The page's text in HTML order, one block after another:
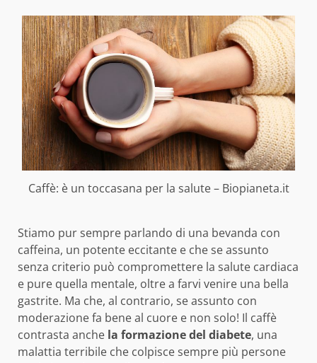
Caffè: è un toccasana per la salute – Biopianeta.it
Stiamo pur sempre parlando di una bevanda con
caffeina, un potente eccitante e che se assunto
senza criterio può compromettere la salute cardiaca
e pure quella mentale, oltre a farvi venire una bella
gastrite. Ma che, al contrario, se assunto con
moderazione fa bene al cuore e non solo! Il caffè
contrasta anche la formazione del diabete, una
malattia terribile che colpisce sempre più persone